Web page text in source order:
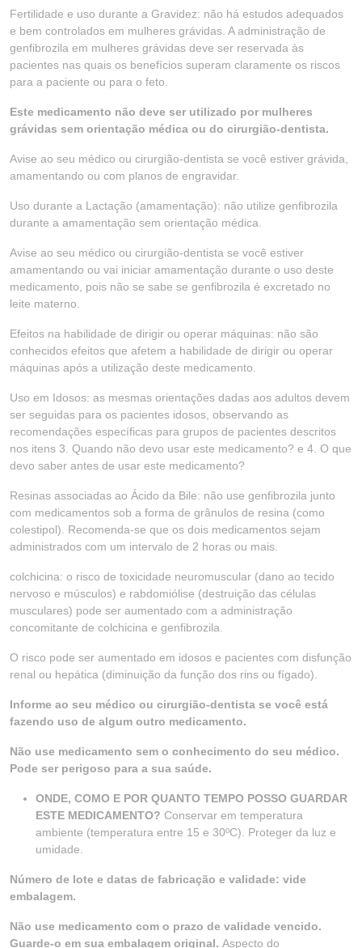
Fertilidade e uso durante a Gravidez: não há estudos adequados
e bem controlados em mulheres grávidas. A administração de
genfibrozila em mulheres grávidas deve ser reservada às
pacientes nas quais os benefícios superam claramente os riscos
para a paciente ou para o feto.
Este medicamento não deve ser utilizado por mulheres
grávidas sem orientação médica ou do cirurgião-dentista.
Avise ao seu médico ou cirurgião-dentista se você estiver grávida,
amamentando ou com planos de engravidar.
Uso durante a Lactação (amamentação): não utilize genfibrozila
durante a amamentação sem orientação médica.
Avise ao seu médico ou cirurgião-dentista se você estiver
amamentando ou vai iniciar amamentação durante o uso deste
medicamento, pois não se sabe se genfibrozila é excretado no
leite materno.
Efeitos na habilidade de dirigir ou operar máquinas: não são
conhecidos efeitos que afetem a habilidade de dirigir ou operar
máquinas após a utilização deste medicamento.
Uso em Idosos: as mesmas orientações dadas aos adultos devem
ser seguidas para os pacientes idosos, observando as
recomendações específicas para grupos de pacientes descritos
nos itens 3. Quando não devo usar este medicamento? e 4. O que
devo saber antes de usar este medicamento?
Resinas associadas ao Ácido da Bile: não use genfibrozila junto
com medicamentos sob a forma de grânulos de resina (como
colestipol). Recomenda-se que os dois medicamentos sejam
administrados com um intervalo de 2 horas ou mais.
colchicina: o risco de toxicidade neuromuscular (dano ao tecido
nervoso e músculos) e rabdomiólise (destruição das células
musculares) pode ser aumentado com a administração
concomitante de colchicina e genfibrozila.
O risco pode ser aumentado em idosos e pacientes com disfunção
renal ou hepática (diminuição da função dos rins ou fígado).
Informe ao seu médico ou cirurgião-dentista se você está
fazendo uso de algum outro medicamento.
Não use medicamento sem o conhecimento do seu médico.
Pode ser perigoso para a sua saúde.
ONDE, COMO E POR QUANTO TEMPO POSSO GUARDAR
ESTE MEDICAMENTO? Conservar em temperatura
ambiente (temperatura entre 15 e 30ºC). Proteger da luz e
umidade.
Número de lote e datas de fabricação e validade: vide
embalagem.
Não use medicamento com o prazo de validade vencido.
Guarde-o em sua embalagem original. Aspecto do